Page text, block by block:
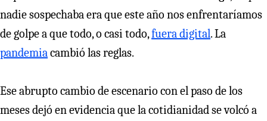
nadie sospechaba era que este año nos enfrentaríamos
de golpe a que todo, o casi todo,fuera digital. La
pandemiacambió las reglas.
Ese abrupto cambio de escenario con el paso de los
meses dejó en evidencia que la cotidianidad se volcó a